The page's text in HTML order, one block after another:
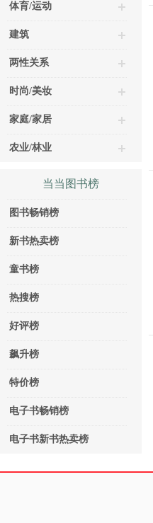
体育/运动
建筑
两性关系
时尚/美妆
家庭/家居
农业/林业
当当图书榜
图书畅销榜
新书热卖榜
童书榜
热搜榜
好评榜
飙升榜
特价榜
电子书畅销榜
电子书新书热卖榜